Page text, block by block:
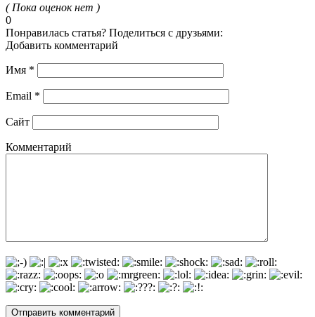
( Пока оценок нет )
0
Понравилась статья? Поделиться с друзьями:
Добавить комментарий
Имя *
Email *
Сайт
Комментарий